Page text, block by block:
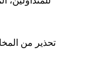
تحذير من